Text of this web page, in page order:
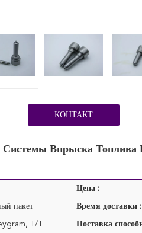
КОНТАКТ
Впрыска
Цена :
пакет Время доставки :
T/T Поставка